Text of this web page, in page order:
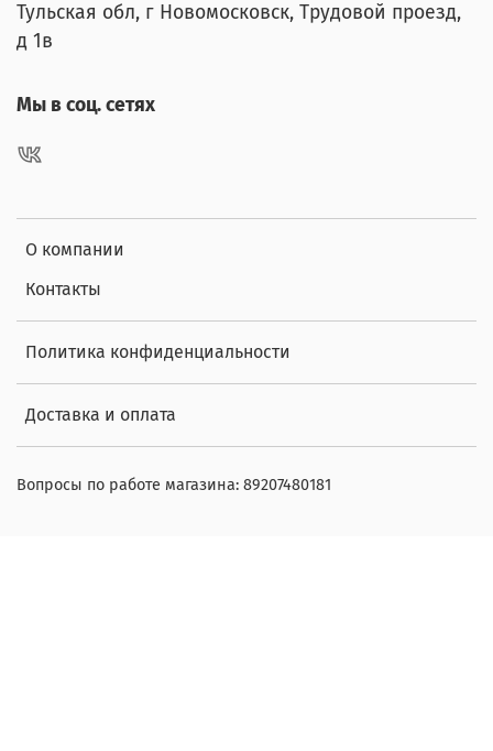
О компании
Контакты
Политика конфиденциальности
Доставка и оплата
Тульская обл, г Новомосковск, Трудовой проезд,
д 1в
Мы в соц. сетях
Вопросы по работе магазина: 89207480181